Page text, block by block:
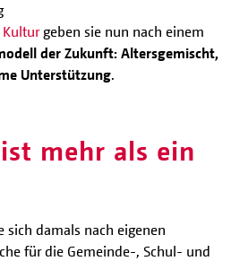
Kulturgeben sie nun nach einem
der Zukunft: Altersgemischt,
Unterstützung.
mehr als ein
damals nach eigenen
für die Gemeinde-, Schul- und